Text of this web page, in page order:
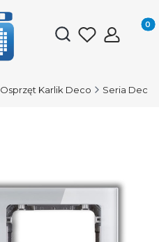
Otwórz
Osprzęt Karlik Deco Seria Deco